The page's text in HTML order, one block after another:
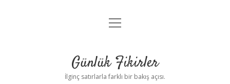
Anasayfa
Yasal Uyarı
menüyü
Günlük Fikirler
İlginç satırlarla farklı bir bakış açısı.